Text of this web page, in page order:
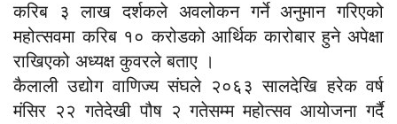
करिब ३ लाख दर्शकले अवलोकन गर्ने अनुमान गरिएको
महोत्सवमा करिब १० करोडको आर्थिक कारोबार हुने अपेक्षा
राखिएको अध्यक्ष कुवरले बताए ।
कैलाली उद्योग वाणिज्य संघले २०६३ सालदेखि हरेक वर्ष
मंसिर २२ गतेदेखी पौष २ गतेसम्म महोत्सव आयोजना गर्दै